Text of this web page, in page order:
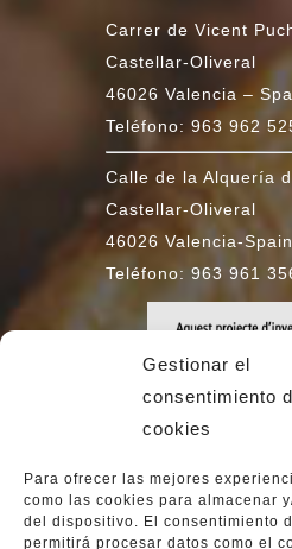
Gestionar el
consentimiento
cookies
Para ofrecer las mejores
como las cookies para almacenar
del dispositivo. El consentimiento
permitirá procesar datos como el
Carrer de Vicent
Castellar-Oliveral
46026 Valencia –
Teléfono: 963 962
Calle de la Alquería
Castellar-Oliveral
46026 Valencia-Spain
Teléfono: 963 961